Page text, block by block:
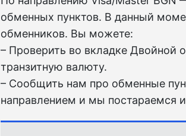
обменных пунктов. В данный
обменников. Вы можете:
– Проверить во вкладкe Двойной
транзитную валюту.
– Сообщить нам про обменные
направлением и мы постараемся